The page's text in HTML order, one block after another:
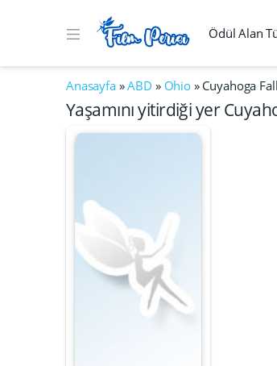
Ödül Alan
Anasayfa»ABD » Ohio» Cuyahoga
Yaşamını yitirdiği yer